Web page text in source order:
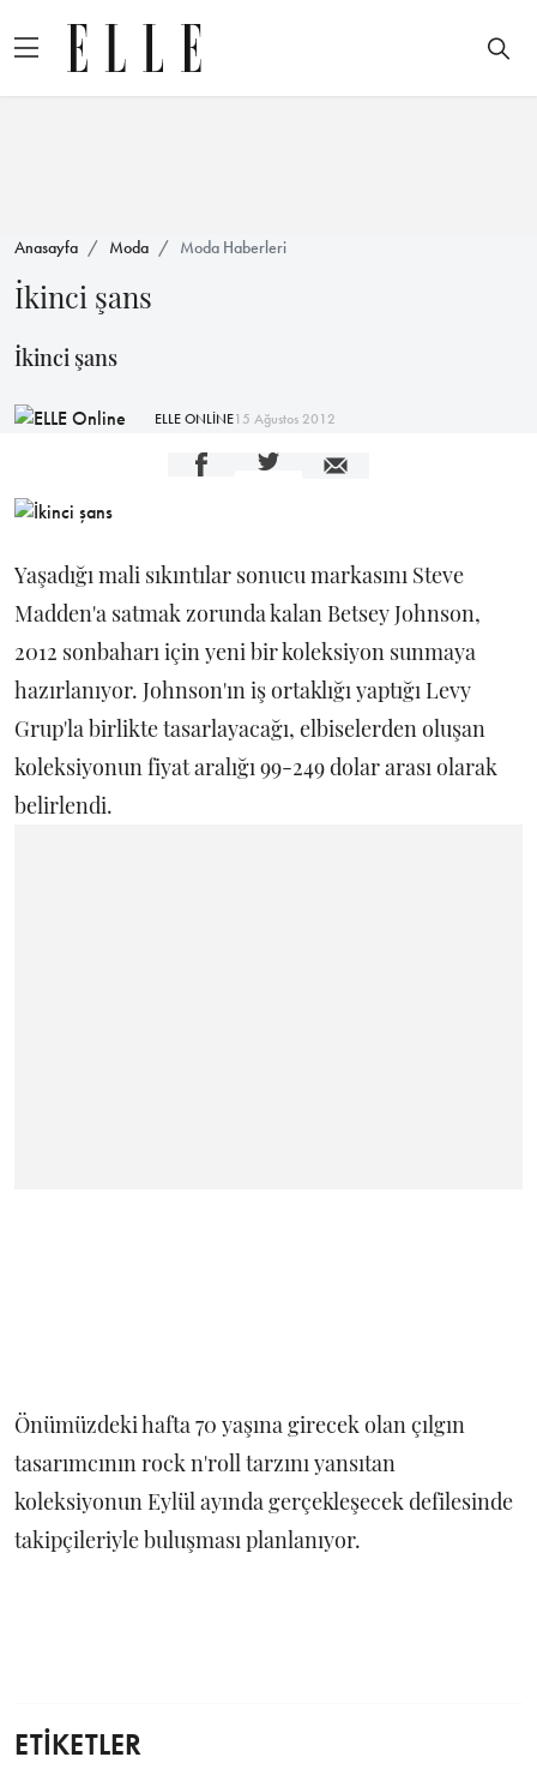
Anasayfa Moda Moda Haberleri
İkinci şans
İkinci şans
ELLE ONLİNE15 Ağustos 2012
Yaşadığı mali sıkıntılar sonucu markasını Steve
Madden'a satmak zorunda kalan Betsey Johnson,
2012 sonbaharı için yeni bir koleksiyon sunmaya
hazırlanıyor. Johnson'ın iş ortaklığı yaptığı Levy
Grup'la birlikte tasarlayacağı, elbiselerden oluşan
koleksiyonun fiyat aralığı 99-249 dolar arası olarak
belirlendi.
Önümüzdeki hafta 70 yaşına girecek olan çılgın
tasarımcının rock n'roll tarzını yansıtan
koleksiyonun Eylül ayında gerçekleşecek defilesinde
takipçileriyle buluşması planlanıyor.
ETİKETLER